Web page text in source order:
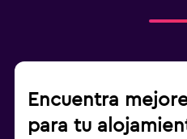
Encuentra
para tu